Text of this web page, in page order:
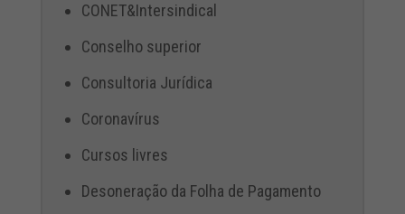
CONET&Intersindical
Conselho superior
Consultoria Jurídica
Coronavírus
Cursos livres
Desoneração da Folha de Pagamento